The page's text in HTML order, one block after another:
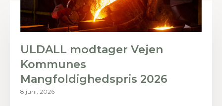
ULDALL modtager Vejen
Kommunes
Mangfoldighedspris 2026
8 juni, 2026